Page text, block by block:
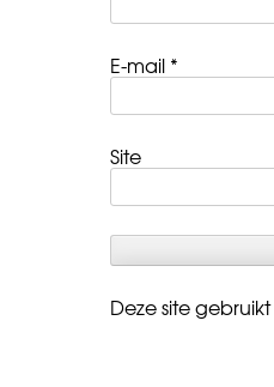
E-mail *
Site
Deze site